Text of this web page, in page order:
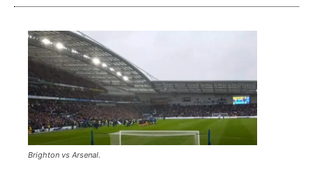
Brighton vs Arsenal.